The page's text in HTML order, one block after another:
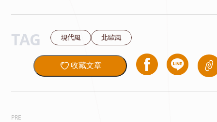
TAG 現代風 北歐風
收藏文章
PRE